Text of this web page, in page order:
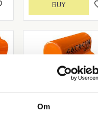
Om
to favorites
BUY